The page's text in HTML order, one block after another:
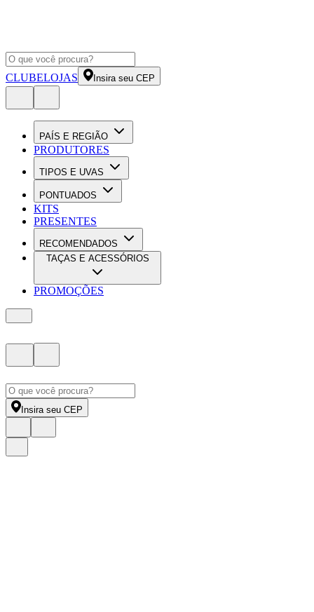
CLUBELOJAS Insira seu CEP
PAÍS E REGIÃO
PRODUTORES
TIPOS E UVAS
PONTUADOS
KITS
PRESENTES
RECOMENDADOS
TAÇAS E ACESSÓRIOS
PROMOÇÕES
Insira seu CEP